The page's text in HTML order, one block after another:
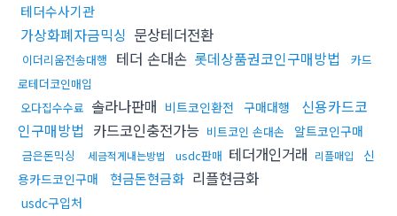
테더수사기관
가상화폐자금믹싱 문상테더전환
이더리움전송대행 테더 손대손 롯데상품권코인구매방법
카드
로테더코인매입
오다집수수료 솔라나판매 비트코인환전 구매대행
신용카드코
인구매방법 카드코인충전가능 비트코인 손대손 알트코인구매
금은돈믹싱 세금적게내는방법 usdc판매 테더개인거래 리플매입
신
용카드코인구매
현금돈현금화 리플현금화
usdc구입처